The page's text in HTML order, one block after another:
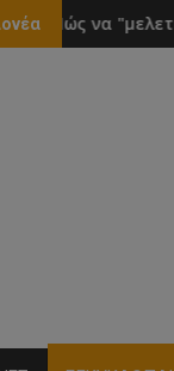
το στόμα του